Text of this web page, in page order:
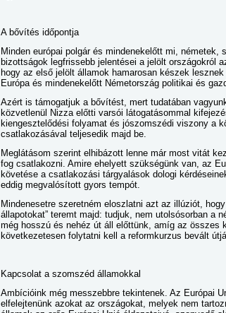
A bővítés időpontja
Minden európai polgár és mindenekelőtt mi, németek,
bizottságok legfrissebb jelentései a jelölt országokról
hogy az első jelölt államok hamarosan készek
Európa és mindenekelőtt Németország politikai és
Azért is támogatjuk a bővítést, mert tudatában
közvetlenül Nizza előtti varsói látogatásommal
kiengesztelődési folyamat és jószomszédi viszony a
csatlakozásával teljesedik majd be.
Meglátásom szerint elhibázott lenne már most vitát
fog csatlakozni. Amire ehelyett szükségünk van, az
követése a csatlakozási tárgyalások dologi
eddig megvalósított gyors tempót.
Mindenesetre szeretném eloszlatni azt az illúziót,
állapotokat” teremt majd: tudjuk, nem utolsósorban a
még hosszú és nehéz út áll előttünk, amíg az
következetesen folytatni kell a reformkurzus bevált
Kapcsolat a szomszéd államokkal
Ambícióink még messzebbre tekintenek. Az Európai
elfelejtenünk azokat az országokat, melyek nem